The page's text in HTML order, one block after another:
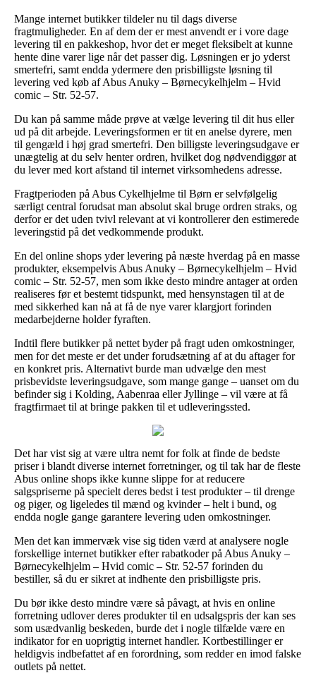
Mange internet butikker tildeler nu til dags diverse
fragtmuligheder. En af dem der er mest anvendt er i vore dage
levering til en pakkeshop, hvor det er meget fleksibelt at kunne
hente dine varer lige når det passer dig. Løsningen er jo yderst
smertefri, samt endda ydermere den prisbilligste løsning til
levering ved køb af Abus Anuky – Børnecykelhjelm – Hvid
comic – Str. 52-57.
Du kan på samme måde prøve at vælge levering til dit hus eller
ud på dit arbejde. Leveringsformen er tit en anelse dyrere, men
til gengæld i høj grad smertefri. Den billigste leveringsudgave er
unægtelig at du selv henter ordren, hvilket dog nødvendiggør at
du lever med kort afstand til internet virksomhedens adresse.
Fragtperioden på Abus Cykelhjelme til Børn er selvfølgelig
særligt central forudsat man absolut skal bruge ordren straks, og
derfor er det uden tvivl relevant at vi kontrollerer den estimerede
leveringstid på det vedkommende produkt.
En del online shops yder levering på næste hverdag på en masse
produkter, eksempelvis Abus Anuky – Børnecykelhjelm – Hvid
comic – Str. 52-57, men som ikke desto mindre antager at orden
realiseres før et bestemt tidspunkt, med hensynstagen til at de
med sikkerhed kan nå at få de nye varer klargjort forinden
medarbejderne holder fyraften.
Indtil flere butikker på nettet byder på fragt uden omkostninger,
men for det meste er det under forudsætning af at du aftager for
en konkret pris. Alternativt burde man udvælge den mest
prisbevidste leveringsudgave, som mange gange – uanset om du
befinder sig i Kolding, Aabenraa eller Jyllinge – vil være at få
fragtfirmaet til at bringe pakken til et udleveringssted.
Det har vist sig at være ultra nemt for folk at finde de bedste
priser i blandt diverse internet forretninger, og til tak har de fleste
Abus online shops ikke kunne slippe for at reducere
salgspriserne på specielt deres bedst i test produkter – til drenge
og piger, og ligeledes til mænd og kvinder – helt i bund, og
endda nogle gange garantere levering uden omkostninger.
Men det kan immervæk vise sig tiden værd at analysere nogle
forskellige internet butikker efter rabatkoder på Abus Anuky –
Børnecykelhjelm – Hvid comic – Str. 52-57 forinden du
bestiller, så du er sikret at indhente den prisbilligste pris.
Du bør ikke desto mindre være så påvagt, at hvis en online
forretning udlover deres produkter til en udsalgspris der kan ses
som usædvanlig beskeden, burde det i nogle tilfælde være en
indikator for en uoprigtig internet handler. Kortbestillinger er
heldigvis indbefattet af en forordning, som redder en imod falske
outlets på nettet.